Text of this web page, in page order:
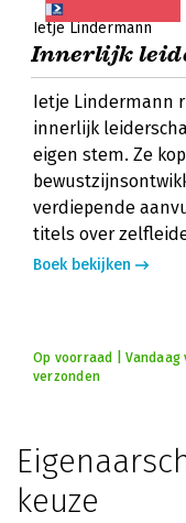
Ietje Lindermann
Innerlijk
Ietje Lindermann
innerlijk
eigen stem. Ze
verdiepende
titels over
Boek bekijken
Op voorraad | Vandaag
verzonden
keuze